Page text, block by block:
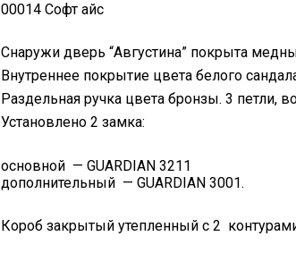
00014 Cофт айс
Снаружи дверь “Августина” покрыта
Внутреннее покрытие цвета белого
Раздельная ручка цвета бронзы. 3 петли,
Установлено 2 замка:
основной — GUARDIAN 3211
дополнительный — GUARDIAN 3001.
Короб закрытый утепленный с 2